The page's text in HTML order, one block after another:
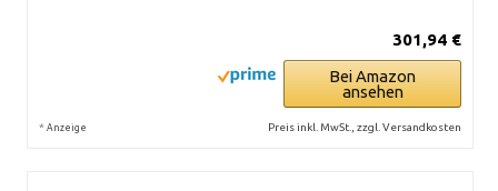
301,94 €
Bei Amazon
ansehen
* Anzeige Preis inkl. MwSt., zzgl. Versandkosten